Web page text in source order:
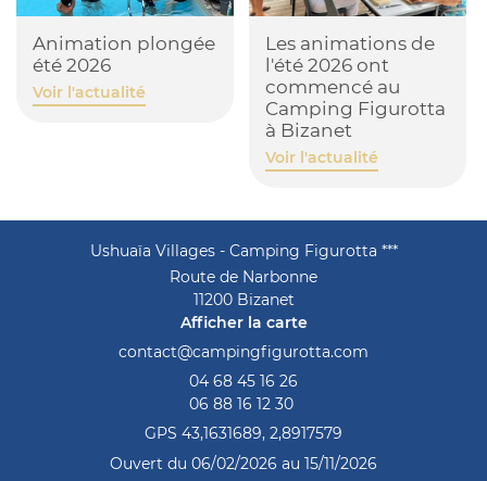
photo
Animation plongée
été 2026
Voir l'actualité
Les animations de
l'été 2026 ont
commencé au
Camping Figurotta
à Bizanet
Voir l'actualité
Ushuaïa Villages - Camping Figurotta ***
Route de Narbonne
11200 Bizanet
Afficher la carte
04 68 45 16 26
06 88 16 12 30
GPS 43,1631689, 2,8917579
Ouvert du 06/02/2026 au 15/11/2026